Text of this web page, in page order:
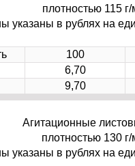
плотностью 115
указаны в рублях на
100
6,70
9,70
Агитационные
плотностью 130
указаны в рублях на